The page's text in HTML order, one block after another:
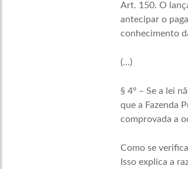
Art. 150. O
antecipar o
conhecimento
(…)
§ 4º – Se a lei
que a Fazenda
comprovada a
Como se
Isso explica a